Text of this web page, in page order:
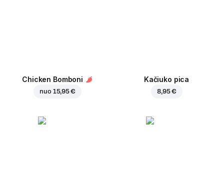
Chicken Bomboni
nuo 15,95 €
Kačiuko pica
8,95 €